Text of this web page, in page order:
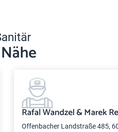
Rafal Wandzel & Marek
Offenbacher Landstraße 485,